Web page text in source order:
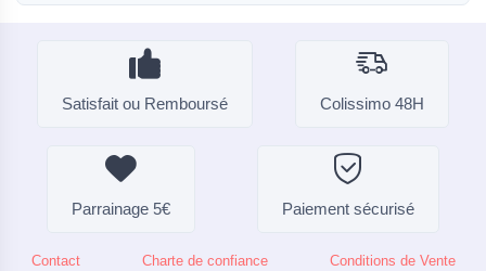
Satisfait ou Remboursé Colissimo 48H
Parrainage 5€ Paiement sécurisé
Contact Charte de confiance Conditions de Vente